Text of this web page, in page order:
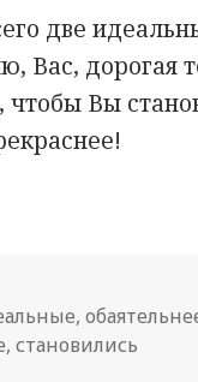
две
Вас,
чтобы Вы
,
,становились